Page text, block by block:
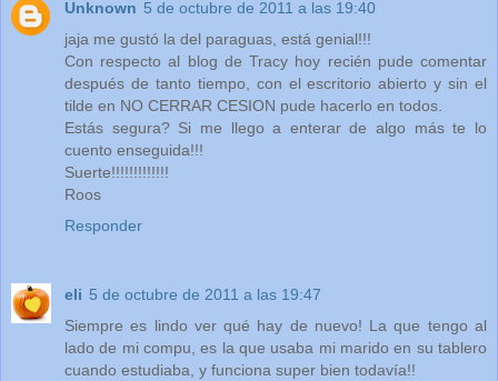
Unknown 5 de octubre de 2011 a las 19:40
jaja me gustó la del paraguas, está genial!!!
Con respecto al blog de Tracy hoy recién pude comentar
después de tanto tiempo, con el escritorio abierto y sin el
tilde en NO CERRAR CESION pude hacerlo en todos.
Estás segura? Si me llego a enterar de algo más te lo
cuento enseguida!!!
Suerte!!!!!!!!!!!!!
Roos
Responder
eli 5 de octubre de 2011 a las 19:47
Siempre es lindo ver qué hay de nuevo! La que tengo al
lado de mi compu, es la que usaba mi marido en su tablero
cuando estudiaba, y funciona super bien todavía!!